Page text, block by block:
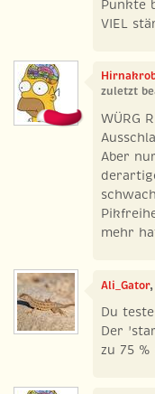
Punkte
VIEL
zuletzt
WÜRG
Aber
mehr
Ali_Gator
Du
Der
zu 75